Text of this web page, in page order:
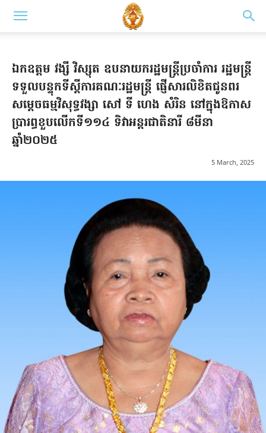
ឯកឧត្តម វង្សី វិស្សុត ឧបនាយករដ្ឋមន្ត្រីប្រចាំការ រដ្ឋមន្ត្រី
ទទួលបន្ទុកទីស្តីការគណៈរដ្ឋមន្ត្រី ផ្ញើសារលិខិតជូនពរ
សម្តេចធម្មវិសុទ្ធវង្សា សៅ ទី ហេង សំរិន នៅក្នុងឱកាស
ប្រារព្ធខួបលើកទី១១៤ ទិវាអន្តរជាតិនារី ៨មីនា
ឆ្នាំ២០២៥
5 March, 2025